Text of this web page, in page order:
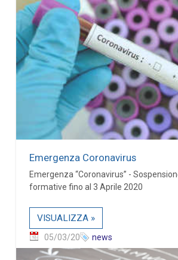
Emergenza Coronavirus
Emergenza “Coronavirus” -
formative fino al 3 Aprile 2020
VISUALIZZA »
05/03/20 news